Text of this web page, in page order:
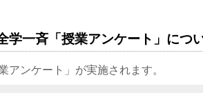
学一斉「授業アンケート」につ
ンケート」が実施されます。